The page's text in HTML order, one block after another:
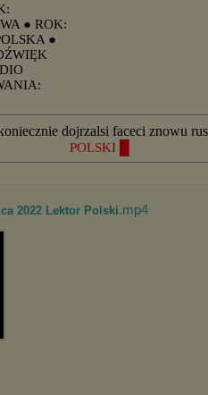
● ROK:
●
dojrzalsi faceci znowu
POLSKI █
2022 Lektor Polski.mp4